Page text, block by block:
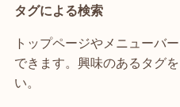
タグによる検索
トップページやメニューバ
できます。興味のあるタグ
い。